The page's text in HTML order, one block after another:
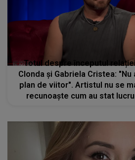
Totul despre începutul
Clonda și Gabriela Cristea: "Nu
plan de viitor". Artistul nu se
recunoaște cum au stat